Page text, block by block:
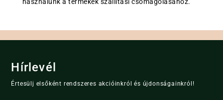
használunk a termékek szállítási csomagolásához.
Hírlevél
Értesülj elsőként rendszeres akcióinkról és újdonságainkról!